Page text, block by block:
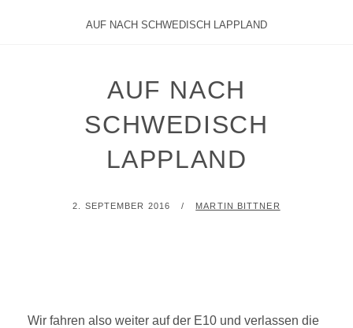
AUF NACH SCHWEDISCH LAPPLAND
AUF NACH
SCHWEDISCH
LAPPLAND
POSTED
2. SEPTEMBER 2016 BY
MARTIN BITTNER
Wir fahren also weiter auf der E10 und verlassen die